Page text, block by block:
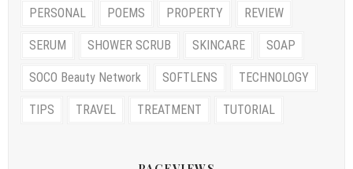
PERSONAL POEMS PROPERTY REVIEW
SERUM SHOWER SCRUB SKINCARE SOAP
SOCO Beauty Network SOFTLENS TECHNOLOGY
TIPS TRAVEL TREATMENT TUTORIAL